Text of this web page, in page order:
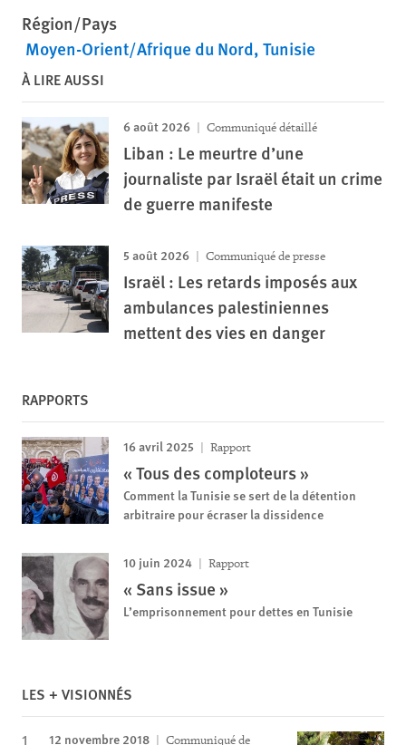
Région/Pays
Moyen-Orient/Afrique du Nord Tunisie
À LIRE AUSSI
6 août 2026 Communiqué détaillé
Liban : Le meurtre d’une
journaliste par Israël était un crime
de guerre manifeste
5 août 2026 Communiqué de presse
Israël : Les retards imposés aux
ambulances palestiniennes
mettent des vies en danger
RAPPORTS
16 avril 2025 Rapport
« Tous des comploteurs »
Comment la Tunisie se sert de la détention
arbitraire pour écraser la dissidence
10 juin 2024 Rapport
« Sans issue »
L’emprisonnement pour dettes en Tunisie
LES + VISIONNÉS
12 novembre 2018
Communiqué de